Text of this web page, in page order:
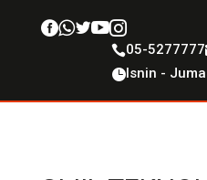

05-5277777
Isnin -